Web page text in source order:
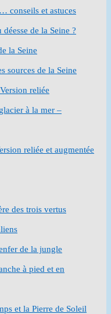
conseils et astuces
de la Seine ?
la Seine
sources de la Seine
reliée
à la mer –
reliée et augmentée
des trois vertus
de la jungle
à pied et en
et la Pierre de Soleil